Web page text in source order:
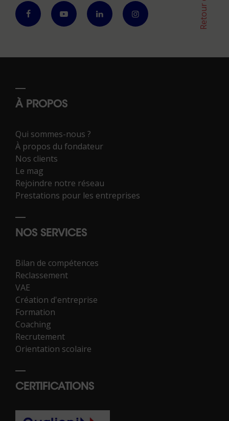
À PROPOS
Qui sommes-nous ?
À propos du fondateur
Nos clients
Le mag
Rejoindre notre réseau
Prestations pour les entreprises
NOS SERVICES
Bilan de compétences
Reclassement
VAE
Création d'entreprise
Formation
Coaching
Recrutement
Orientation scolaire
CERTIFICATIONS